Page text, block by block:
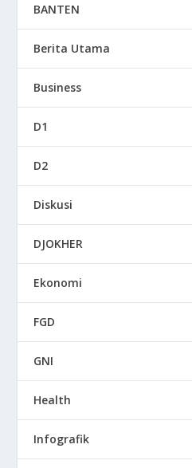
BANTEN
Berita Utama
Business
D1
D2
Diskusi
DJOKHER
Ekonomi
FGD
GNI
Health
Infografik